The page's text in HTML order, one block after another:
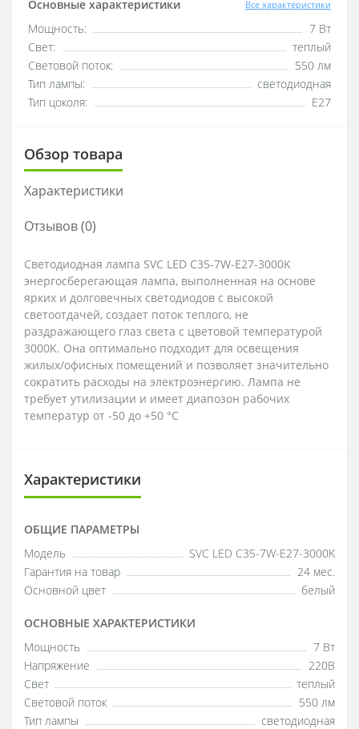
Основные характеристики Все характеристики
Мощность:
7 Вт
Свет:
теплый
Световой поток:
550 лм
Тип лампы:
светодиодная
Тип цоколя:
E27
Обзор товара
Характеристики
Отзывов (0)
Светодиодная лампа SVC LED C35-7W-E27-3000K
энергосберегающая лампа, выполненная на основе
ярких и долговечных светодиодов с высокой
светоотдачей, создает поток теплого, не
раздражающего глаз света с цветовой температурой
3000K. Она оптимально подходит для освещения
жилых/офисных помещений и позволяет значительно
сократить расходы на электроэнергию. Лампа не
требует утилизации и имеет диапозон рабочих
температур от -50 до +50 °C
Характеристики
ОБЩИЕ ПАРАМЕТРЫ
Модель
SVC LED C35-7W-E27-3000K
Гарантия на товар
24 мес.
Основной цвет
белый
ОСНОВНЫЕ ХАРАКТЕРИСТИКИ
Мощность
7 Вт
Напряжение
220В
Свет
теплый
Световой поток
550 лм
Тип лампы
светодиодная